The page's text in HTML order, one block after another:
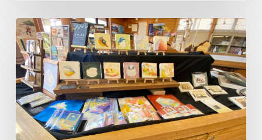
美
し
森
で
の
販
売